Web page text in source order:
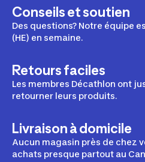
Conseils et soutien
Des questions? Notre équipe
(HE) en semaine.
Retours faciles
Les membres Décathlon ont
retourner leurs produits.
Livraison à domicile
Aucun magasin près de chez
achats presque partout au